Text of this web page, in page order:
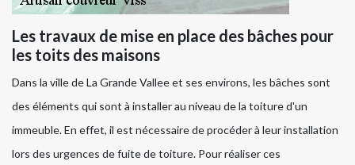
Les travaux de mise en place des bâches pour
les toits des maisons
Dans la ville de La Grande Vallee et ses environs, les bâches sont
des éléments qui sont à installer au niveau de la toiture d'un
immeuble. En effet, il est nécessaire de procéder à leur installation
lors des urgences de fuite de toiture. Pour réaliser ces